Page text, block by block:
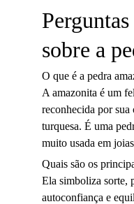
sobre a
O que é a pedra
A amazonita é um
reconhecida por sua
turquesa. É uma
muito usada em
Quais são os
Ela simboliza sorte,
autoconfiança e